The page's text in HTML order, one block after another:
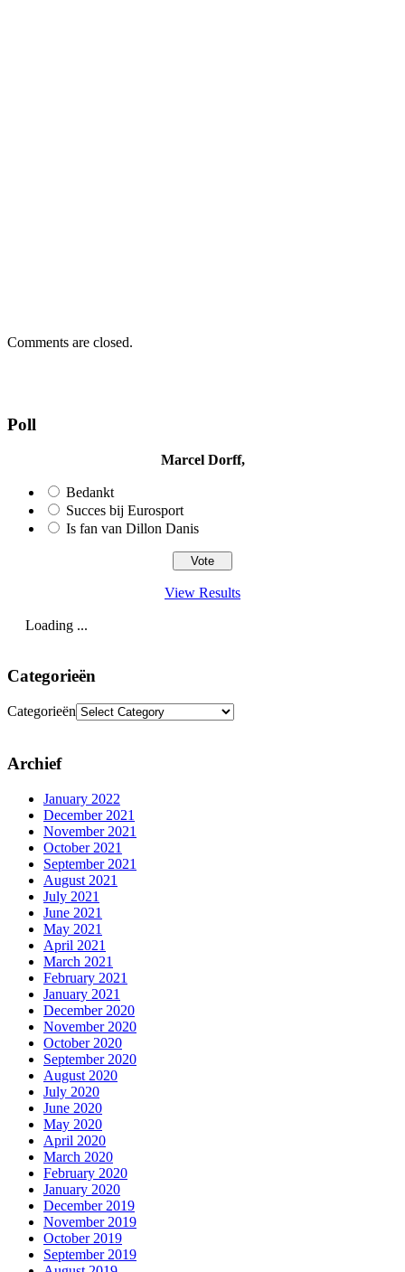
Comments are closed.
Poll
Marcel Dorff,
Bedankt
Succes bij Eurosport
Is fan van Dillon Danis
View Results
Loading ...
Categorieën
Categorieën
Archief
January 2022
December 2021
November 2021
October 2021
September 2021
August 2021
July 2021
June 2021
May 2021
April 2021
March 2021
February 2021
January 2021
December 2020
November 2020
October 2020
September 2020
August 2020
July 2020
June 2020
May 2020
April 2020
March 2020
February 2020
January 2020
December 2019
November 2019
October 2019
September 2019